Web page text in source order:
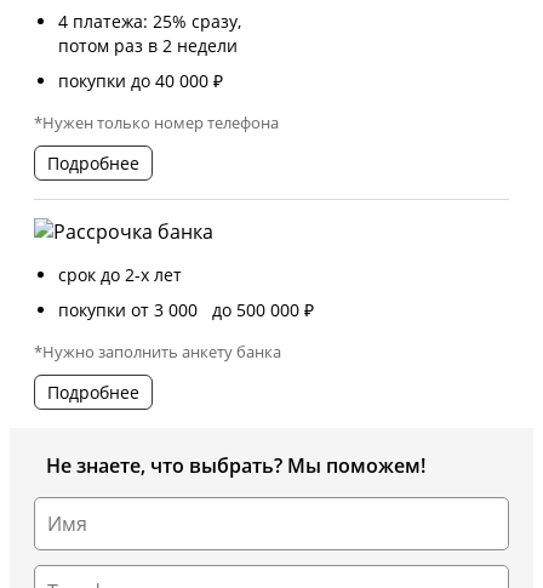
4 платежа: 25% сразу,
потом раз в 2 недели
покупки до 40 000 ₽
*Нужен только номер телефона
Подробнее
срок до 2-х лет
покупки от 3 000 до 500 000 ₽
*Нужно заполнить анкету банка
Подробнее
Не знаете, что выбрать? Мы поможем!